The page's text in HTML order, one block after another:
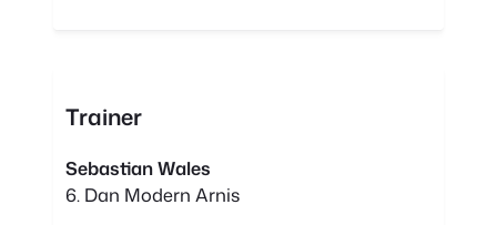
Trainer
Sebastian Wales
6. Dan Modern Arnis